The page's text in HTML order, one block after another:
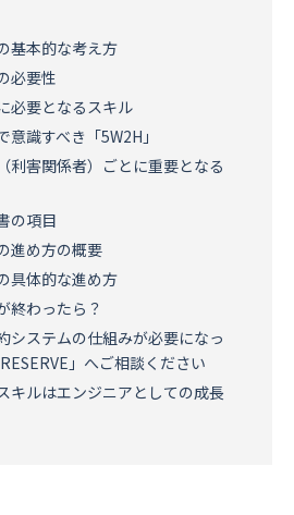
基本的な考え方
必要性
必要となるスキル
識すべき「5W2H」
利害関係者）ごとに重要となる
の項目
進め方の概要
具体的な進め方
終わったら？
システムの仕組みが必要になっ
」へご相談ください
キルはエンジニアとしての成長